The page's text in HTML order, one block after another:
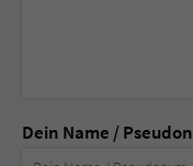
Dein Name /